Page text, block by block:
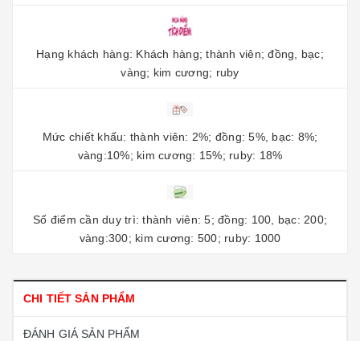
Hạng khách hàng: Khách hàng; thành viên; đồng, bạc;
vàng; kim cương; ruby
Mức chiết khấu: thành viên: 2%; đồng: 5%, bạc: 8%;
vàng:10%; kim cương: 15%; ruby: 18%
Số điểm cần duy trì: thành viên: 5; đồng: 100, bạc: 200;
vàng:300; kim cương: 500; ruby: 1000
CHI TIẾT SẢN PHẨM
ĐÁNH GIÁ SẢN PHẨM